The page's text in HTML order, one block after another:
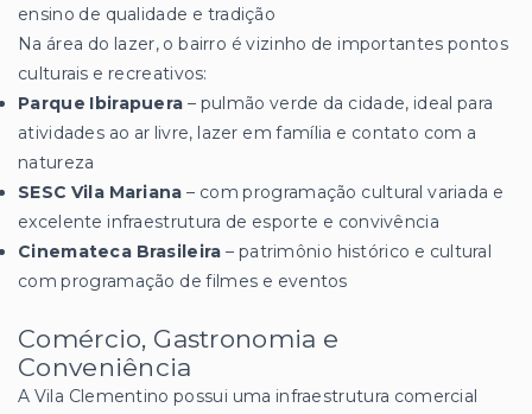
ensino de qualidade e tradição
Na área do lazer, o bairro é vizinho de importantes pontos
culturais e recreativos:
Parque Ibirapuera – pulmão verde da cidade, ideal para
atividades ao ar livre, lazer em família e contato com a
natureza
SESC Vila Mariana – com programação cultural variada e
excelente infraestrutura de esporte e convivência
Cinemateca Brasileira – patrimônio histórico e cultural
com programação de filmes e eventos
Comércio, Gastronomia e
Conveniência
A Vila Clementino possui uma infraestrutura comercial